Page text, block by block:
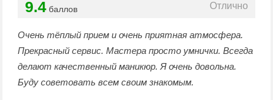
9.4 баллов Отлично
Очень тёплый прием и очень приятная атмосфера.
Прекрасный сервис. Мастера просто умнички. Всегда
делают качественный маникюр. Я очень довольна.
Буду советовать всем своим знакомым.